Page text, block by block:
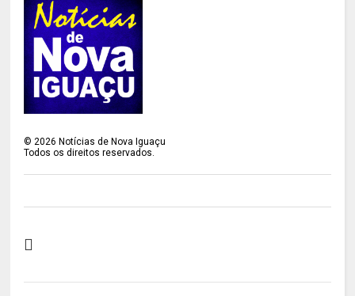
©2026 Notícias de Nova Iguaçu
Todos os direitos reservados.